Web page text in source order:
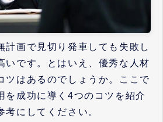
計画で見切り発車しても失敗し
いです。とはいえ、優秀な人材
ツはあるのでしょうか。ここで
を成功に導く4つのコツを紹介
考にしてください。